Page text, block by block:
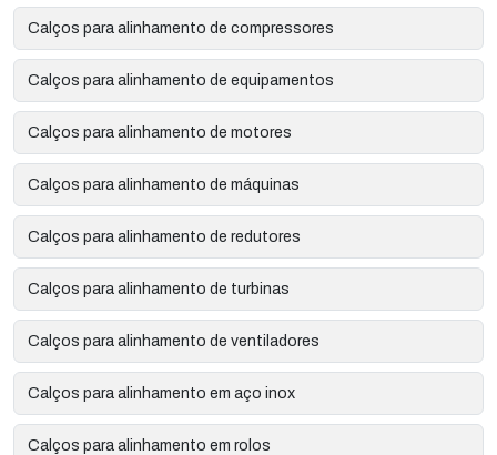
Calços para alinhamento de compressores
Calços para alinhamento de equipamentos
Calços para alinhamento de motores
Calços para alinhamento de máquinas
Calços para alinhamento de redutores
Calços para alinhamento de turbinas
Calços para alinhamento de ventiladores
Calços para alinhamento em aço inox
Calços para alinhamento em rolos